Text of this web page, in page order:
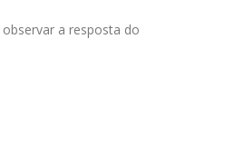
a resposta do